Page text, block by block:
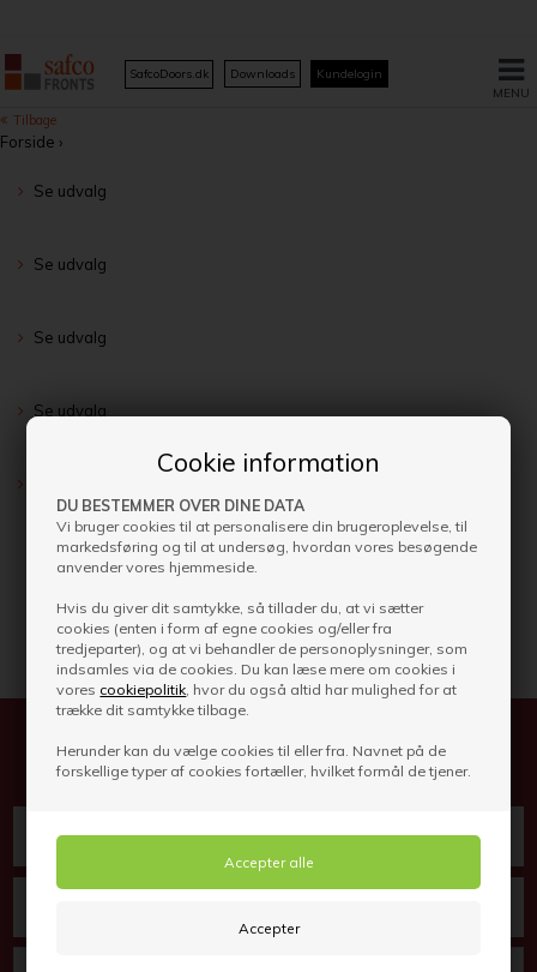
Cookie information
DU BESTEMMER OVER DINE DATA
Vi bruger cookies til at personalisere din brugeroplevelse, til
markedsføring og til at undersøg, hvordan vores besøgende
anvender vores hjemmeside.
Hvis du giver dit samtykke, så tillader du, at vi sætter
cookies (enten i form af egne cookies og/eller fra
tredjeparter), og at vi behandler de personoplysninger, som
indsamles via de cookies. Du kan læse mere om cookies i
vores cookiepolitik, hvor du også altid har mulighed for at
trække dit samtykke tilbage.
Herunder kan du vælge cookies til eller fra. Navnet på de
forskellige typer af cookies fortæller, hvilket formål de tjener.
Downloads Kundelogin
SafcoDoors.dk
Forside ›
Se udvalg
Se udvalg
Se udvalg
Se udvalg
Har du spørgsmål? Så skriv til os her